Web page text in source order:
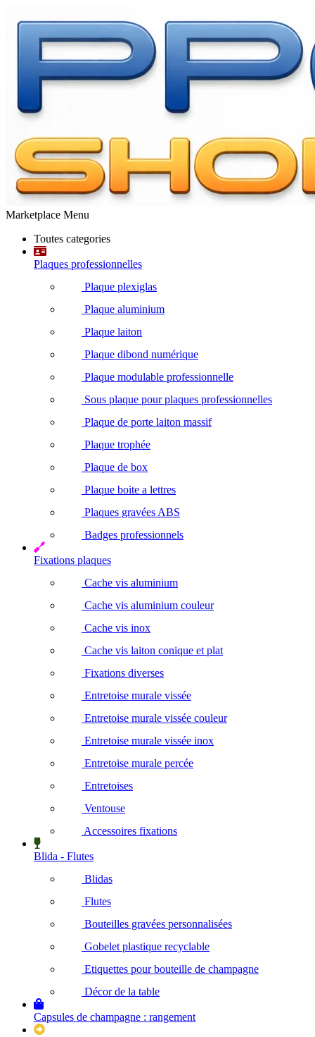
Marketplace Menu
Toutes categories
Plaques professionnelles
Plaque plexiglas
Plaque aluminium
Plaque laiton
Plaque dibond numérique
Plaque modulable professionnelle
Sous plaque pour plaques professionnelles
Plaque de porte laiton massif
Plaque trophée
Plaque de box
Plaque boite a lettres
Plaques gravées ABS
Badges professionnels
Fixations plaques
Cache vis aluminium
Cache vis aluminium couleur
Cache vis inox
Cache vis laiton conique et plat
Fixations diverses
Entretoise murale vissée
Entretoise murale vissée couleur
Entretoise murale vissée inox
Entretoise murale percée
Entretoises
Ventouse
Accessoires fixations
Blida - Flutes
Blidas
Flutes
Bouteilles gravées personnalisées
Gobelet plastique recyclable
Etiquettes pour bouteille de champagne
Décor de la table
Capsules de champagne : rangement